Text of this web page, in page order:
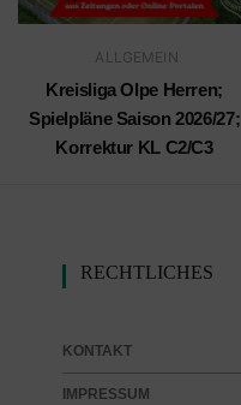
ALLGEMEIN
Kreisliga Olpe Herren;
Spielpläne Saison 2026/27;
Korrektur KL C2/C3
RECHTLICHES
KONTAKT
IMPRESSUM